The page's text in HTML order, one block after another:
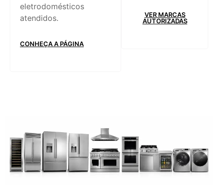
eletrodomésticos
atendidos.
CONHEÇA A PÁGINA
VER MARCAS
AUTORIZADAS